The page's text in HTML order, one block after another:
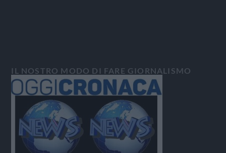
IL NOSTRO MODO DI FARE GIORNALISMO